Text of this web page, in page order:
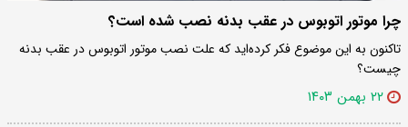
چرا موتور اتوبوس در عقب بدنه نصب شده است؟
تاکنون به این موضوع فکر کرده‌اید که علت نصب موتور اتوبوس در عقب بدنه
چیست؟
۲۲ بهمن ۱۴۰۳